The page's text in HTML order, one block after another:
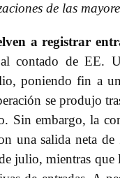
de las
a registrar
contado de EE.
poniendo fin a
se produjo
Sin embargo, la
una salida neta
julio, mientras